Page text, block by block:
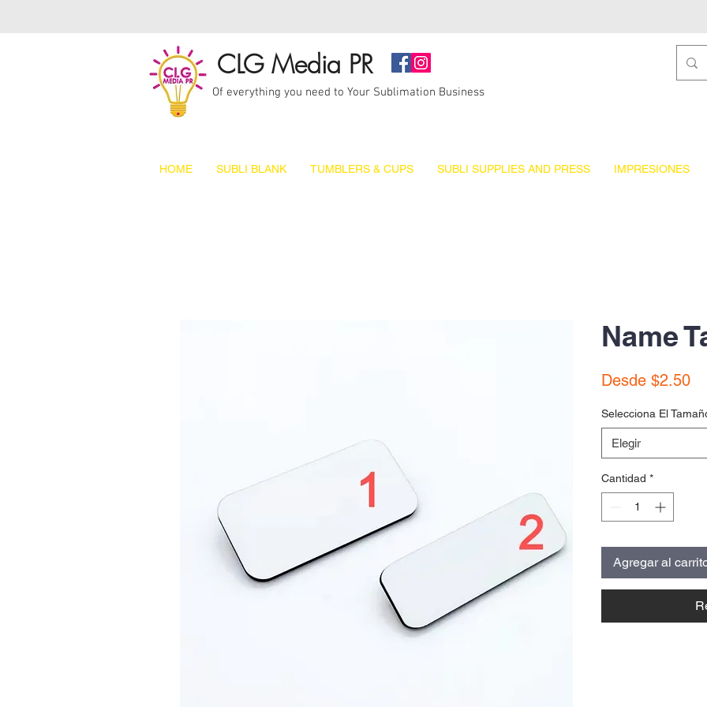
CLG Media PR
Of everything you need to Your Sublimation Business
HOME SUBLI BLANK TUMBLERS & CUPS SUBLI SUPPLIES AND PRESS IMPRESIONES
Name
Desde $2.50
Selecciona El
Elegir
Cantidad *
Agregar al